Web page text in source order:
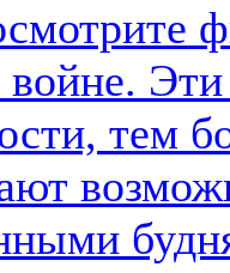
войне.
тем